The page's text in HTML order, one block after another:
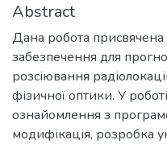
Abstract
Дана робота
забезпечення для
розсіювання
фізичної оптики. У
ознайомлення з
модифікація, розробка